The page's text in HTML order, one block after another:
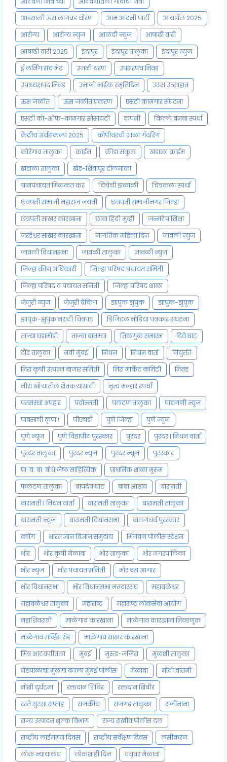
आडसाली ऊस लागवड धोरण
आम आदमी पार्टी
आयडॉल 2025
आरोग्य
आरोग्य न्युज आळंदी न्युज
आषाढी वारी
आषाढी वारी 2025
इंदापूर इंदापूर तालुका
इंदापूर न्युज
ई लर्निंग संच भेट
उजनी धरण
उपसरपंच निवड
उपाध्यक्षपद निवड
उमाजी नाईक स्मृतिदिन
उरूस उत्साहात
ऊस जळीत
ऊस जळीत प्रकरण
एसटी कामगार संघटना
एसटी को-ऑफ-कामगार सोसायटी
कंपनी
किल्ले बनवा स्पर्धा
केंद्रीय अर्थसंकल्प 2025
कोपीवरची शाळा गॅदरिंग
कोरेगाव तालुका
क्राईम क्रीडा संकुल
खंडाळा क्राईम
खंडाळा तालुका
खेड-शिवापूर टोलनाका
ग्रामपंचायत मिळकत कर
चिंचेची झळाळी
चित्रकला स्पर्धा
छत्रपती संभाजी महाराज जयंती
छत्रपती संभाजीनगर जिल्हा
छत्रपती साखर कारखाना
छावा हिंदी मुव्ही
जन्मठेप शिक्षा
जरंडेश्वर साखर कारखाना
जागतिक महिला दिन
जावली न्युज
जावली विधानसभा
जावळी तालुका
जावळी न्युज
जिल्हा क्रीडा अधिकारी
जिल्हा परिषद पंचायत समिती
जिल्हा परिषद व पंचायत समिती
जिल्हा परिषद शाळा
जेजुरी न्युज
जेजुरी ब्रेकिंग झापुक झुपुक
झापुक-झुपुक
झापुक-झुपुक मराठी चित्रपट
डिजिटल मोडिया पत्रकार संघटना
ताज्या घडामोडी
ताज्या बातम्या तिळगुळ समारंभ
दिवे घाट
दौंड तालुका
नवी मुंबई निधन निधन वार्ता
नियुक्ती
निरा कृषी उत्पन्न बाजार समिती
निरा मार्केट कमिटी
निवड
नीरा खोऱ्यातील शेतकऱ्यांसाठी
नृत्य मल्हार स्पर्धा
पतसंस्था अपहार
पदोन्नती पलटण तालुका
पाचगणी न्युज
पावसाची कृपा !
पीएचडी पुणे जिल्हा
पुणे न्युज
पुणे न्यूज
पुणे विद्यापीठ पुरस्कार पुरंदर
पुरंदर l निधन वार्ता
पुरंदर तालुका
पुरंदर न्युज पुरंदर न्यूज
पुरस्कार
प्रा. व. बा. बोधे जेष्ठ साहित्यिक
प्राथमिक शाळा मुरूम
फलटण तालुका
बापदेव घाट बाबा आढाव
बारामती
बारामती l निधन वार्ता
बारामती तालुका
बारामती तालूका
बारामती न्युज
बारामती विधानसभा
बालगंधर्व पुरस्कार
ब्लॉग
भारत ज्ञान विज्ञान समुदाय
भिगवण पोलीस स्टेशन
भोर
भोर कृषी मेळावा भोर तालुका
भोर नगरपालिका
भोर न्युज
भोर पंचायत समिती
भोर बस आगार
भोर विधानसभा
भोर विधानसभा मतदारसंघ
महाबळेश्वर
महाबळेश्वर तालुका
महाराष्ट्र
महाराष्ट्र लोकसेवा आयोग
महाशिवरात्री
माळेगाव कारखाना
माळेगाव कारखाना निवडणूक
माळेगाव सर्व्हिस रोड
माळेगाव साखर कारखाना
मित्र आठवणीतला
मुंबई मुरुड-जंजिरा
मुळशी तालुका
मेंढपाळाचा मुलगा बनला मुंबई पोलीस
मेळावा
मोठी बातमी
मोशी दुर्घटना
रक्तदान शिबिर
रक्तदान शिबीर
रस्ते सुरक्षा सप्ताह
राजकीय राजगड तालुका
राजीनामा
राज्य उत्पादन शुल्क विभाग
राज्य राखीव पोलीस दल
राष्ट्रीय लाईनमन दिवस
राष्ट्रीय सर्वेक्षण दिवस
लसीकरण
लोक न्यायालय
लोकशाही दिन
वधुवर मेळावा